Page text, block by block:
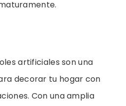
artificiales son una
decorar tu hogar con
Con una amplia